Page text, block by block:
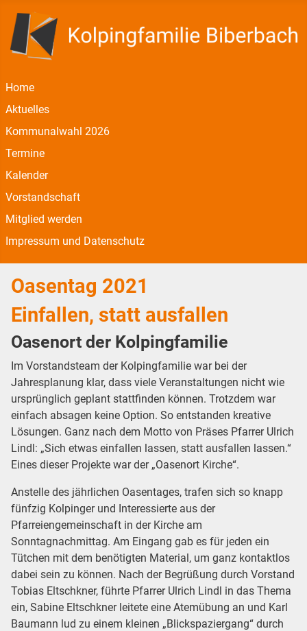
Home
Aktuelles
Kommunalwahl 2026
Termine
Kalender
Vorstandschaft
Mitglied werden
Impressum und Datenschutz
Oasentag 2021
Einfallen, statt ausfallen
Oasenort der Kolpingfamilie
Im Vorstandsteam der Kolpingfamilie war bei der
Jahresplanung klar, dass viele Veranstaltungen nicht wie
ursprünglich geplant stattfinden können. Trotzdem war
einfach absagen keine Option. So entstanden kreative
Lösungen. Ganz nach dem Motto von Präses Pfarrer Ulrich
Lindl: „Sich etwas einfallen lassen, statt ausfallen lassen.“
Eines dieser Projekte war der „Oasenort Kirche“.
Anstelle des jährlichen Oasentages, trafen sich so knapp
fünfzig Kolpinger und Interessierte aus der
Pfarreiengemeinschaft in der Kirche am
Sonntagnachmittag. Am Eingang gab es für jeden ein
Tütchen mit dem benötigten Material, um ganz kontaktlos
dabei sein zu können. Nach der Begrüßung durch Vorstand
Tobias Eltschkner, führte Pfarrer Ulrich Lindl in das Thema
ein, Sabine Eltschkner leitete eine Atemübung an und Karl
Baumann lud zu einem kleinen „Blickspaziergang“ durch